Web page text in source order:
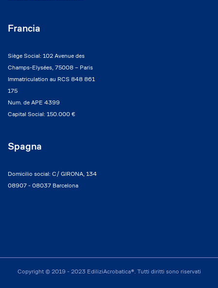
Francia
Siège Social: 102 Avenue des
Champs-Elysées, 75008 – Paris
Immatriculation au RCS 848 861
175
Num. de APE 4399
Capital Social: 150.000 €
Spagna
Domicilio social: C/ GIRONA, 134
08907 - 08037 Barcelona
Copyright © 2019 - 2023 EdiliziAcrobatica®. Tutti diritti sono riservati